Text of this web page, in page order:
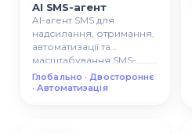
AI SMS-агент
AI-агент SMS для
надсилання, отримання,
автоматизації та
масштабування SMS-
комунікації з клієнтами.
Глобально · Двостороннє
· Автоматизація